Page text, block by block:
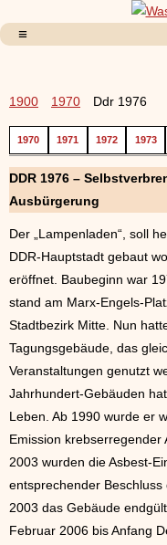
1900 1970 Ddr 1976
1970 1971 1972 1973
DDR 1976 –
Ausbürgerung
Der „Lampenladen“, soll
DDR-Hauptstadt gebaut
eröffnet. Baubeginn war
stand am Marx-Engels-
Stadtbezirk Mitte. Nun
Tagungsgebäude, das
Veranstaltungen genutzt
Jahrhundert-Gebäuden
Leben. Ab 1990 wurde er
Emission
2003 wurden die Asbest-
entsprechender
2003 das Gebäude
Februar 2006 bis Anfang